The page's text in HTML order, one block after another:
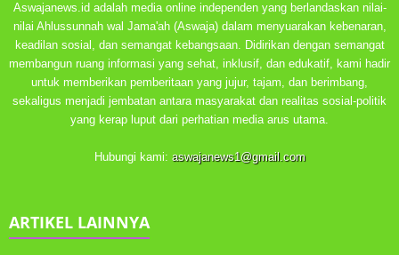
Aswajanews.id adalah media online independen yang berlandaskan nilai-
nilai Ahlussunnah wal Jama'ah (Aswaja) dalam menyuarakan kebenaran,
keadilan sosial, dan semangat kebangsaan. Didirikan dengan semangat
membangun ruang informasi yang sehat, inklusif, dan edukatif, kami hadir
untuk memberikan pemberitaan yang jujur, tajam, dan berimbang,
sekaligus menjadi jembatan antara masyarakat dan realitas sosial-politik
yang kerap luput dari perhatian media arus utama.
Hubungi kami: aswajanews1@gmail.com
ARTIKEL LAINNYA